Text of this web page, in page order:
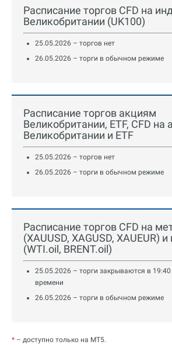
Расписание торгов CFD на
Великобритании (UK100)
25.05.2026 – торгов нет
26.05.2026 – торги в обычном режиме
Расписание торгов акциям
Великобритании, ETF, CFD на
Великобритании и ETF
25.05.2026 – торгов нет
26.05.2026 – торги в обычном режиме
Расписание торгов CFD на
(XAUUSD, XAGUSD, XAUEUR)
(WTI.oil, BRENT.oil)
25.05.2026 – торги закрываются в
времени
26.05.2026 – торги в обычном режиме
* – доступно только на MT5.